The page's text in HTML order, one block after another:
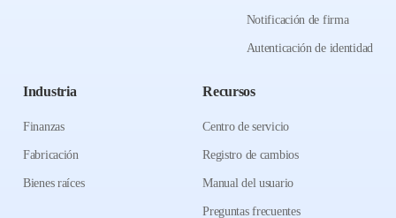
Notificación de firma
Autenticación de identidad
Industria
Finanzas
Fabricación
Bienes raíces
Recursos
Centro de servicio
Registro de cambios
Manual del usuario
Preguntas frecuentes